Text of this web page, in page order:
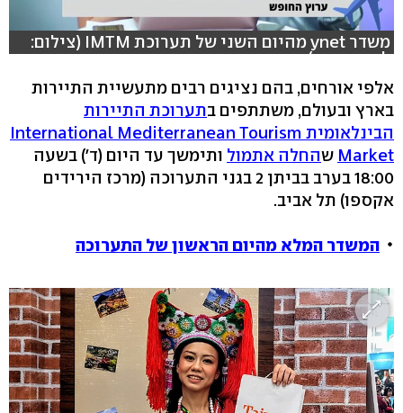
משדר ynet מהיום השני של תערוכת IMTM (צילום:
לייב פוקוס)
אלפי אורחים, בהם נציגים רבים מתעשיית התיירות
בארץ ובעולם, משתתפים בתערוכת התיירות
הבינלאומית International Mediterranean Tourism
Market שהחלה אתמול ותימשך עד היום (ד') בשעה
18:00 בערב בביתן 2 בגני התערוכה (מרכז הירידים
אקספו) תל אביב.
המשדר המלא מהיום הראשון של התערוכה